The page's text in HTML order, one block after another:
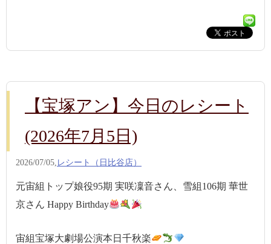
【宝塚アン】今日のレシート
(2026年7月5日)
2026/07/05, レシート（日比谷店）
元宙組トップ娘役95期 実咲凜音さん、雪組106期 華世
京さん Happy Birthday
宙組宝塚大劇場公演本日千秋楽